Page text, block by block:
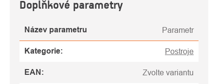
Doplňkové parametry
Název parametru Parametr
Kategorie: Postroje
EAN : Zvolte variantu